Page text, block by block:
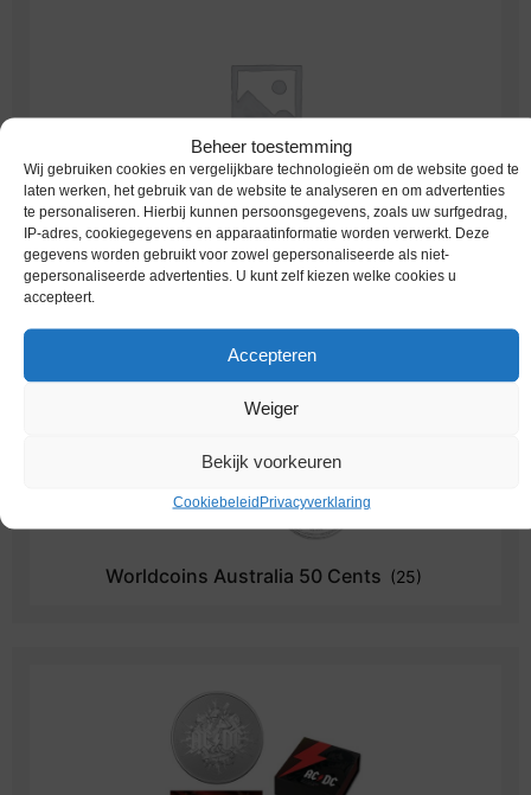
Beheer toestemming
Wij gebruiken cookies en vergelijkbare technologieën om de website goed te
laten werken, het gebruik van de website te analyseren en om advertenties
te personaliseren. Hierbij kunnen persoonsgegevens, zoals uw surfgedrag,
IP-adres, cookiegegevens en apparaatinformatie worden verwerkt. Deze
gegevens worden gebruikt voor zowel gepersonaliseerde als niet-
gepersonaliseerde advertenties. U kunt zelf kiezen welke cookies u
accepteert.
Accepteren
Weiger
Bekijk voorkeuren
CookiebeleidPrivacyverklaring
Worldcoins Australia 20 Cents (29)
Worldcoins Australia 50 Cents (25)